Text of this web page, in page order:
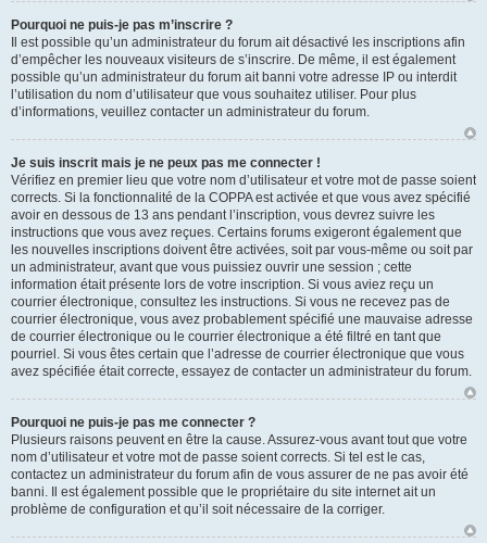
Pourquoi ne puis-je pas m’inscrire ?
Il est possible qu’un administrateur du forum ait désactivé les inscriptions afin
d’empêcher les nouveaux visiteurs de s’inscrire. De même, il est également
possible qu’un administrateur du forum ait banni votre adresse IP ou interdit
l’utilisation du nom d’utilisateur que vous souhaitez utiliser. Pour plus
d’informations, veuillez contacter un administrateur du forum.
Je suis inscrit mais je ne peux pas me connecter !
Vérifiez en premier lieu que votre nom d’utilisateur et votre mot de passe soient
corrects. Si la fonctionnalité de la COPPA est activée et que vous avez spécifié
avoir en dessous de 13 ans pendant l’inscription, vous devrez suivre les
instructions que vous avez reçues. Certains forums exigeront également que
les nouvelles inscriptions doivent être activées, soit par vous-même ou soit par
un administrateur, avant que vous puissiez ouvrir une session ; cette
information était présente lors de votre inscription. Si vous aviez reçu un
courrier électronique, consultez les instructions. Si vous ne recevez pas de
courrier électronique, vous avez probablement spécifié une mauvaise adresse
de courrier électronique ou le courrier électronique a été filtré en tant que
pourriel. Si vous êtes certain que l’adresse de courrier électronique que vous
avez spécifiée était correcte, essayez de contacter un administrateur du forum.
Pourquoi ne puis-je pas me connecter ?
Plusieurs raisons peuvent en être la cause. Assurez-vous avant tout que votre
nom d’utilisateur et votre mot de passe soient corrects. Si tel est le cas,
contactez un administrateur du forum afin de vous assurer de ne pas avoir été
banni. Il est également possible que le propriétaire du site internet ait un
problème de configuration et qu’il soit nécessaire de la corriger.